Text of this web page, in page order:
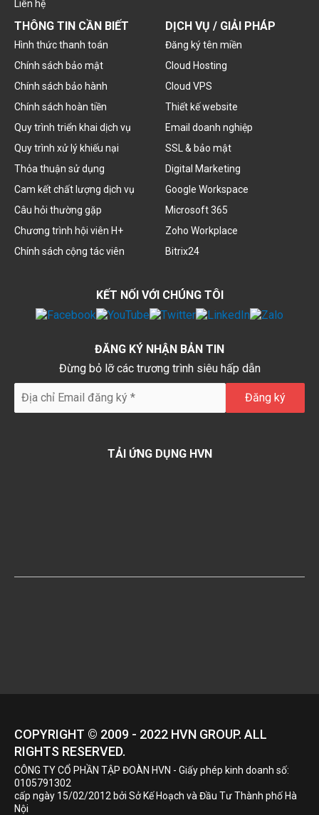
Liên hệ
THÔNG TIN CẦN BIẾT
Hình thức thanh toán
Chính sách bảo mật
Chính sách bảo hành
Chính sách hoàn tiền
Quy trình triển khai dịch vụ
Quy trình xử lý khiếu nại
Thỏa thuận sử dụng
Cam kết chất lượng dịch vụ
Câu hỏi thường gặp
Chương trình hội viên H+
Chính sách cộng tác viên
DỊCH VỤ / GIẢI PHÁP
Đăng ký tên miền
Cloud Hosting
Cloud VPS
Thiết kế website
Email doanh nghiệp
SSL & bảo mật
Digital Marketing
Google Workspace
Microsoft 365
Zoho Workplace
Bitrix24
KẾT NỐI VỚI CHÚNG TÔI
ĐĂNG KÝ NHẬN BẢN TIN
Đừng bỏ lỡ các trương trình siêu hấp dẫn
TẢI ỨNG DỤNG HVN
COPYRIGHT © 2009 - 2022 HVN GROUP. ALL
RIGHTS RESERVED.
CÔNG TY CỔ PHẦN TẬP ĐOÀN HVN - Giấy phép kinh doanh số:
0105791302
cấp ngày 15/02/2012 bởi Sở Kế Hoạch và Đầu Tư Thành phố Hà
Nội